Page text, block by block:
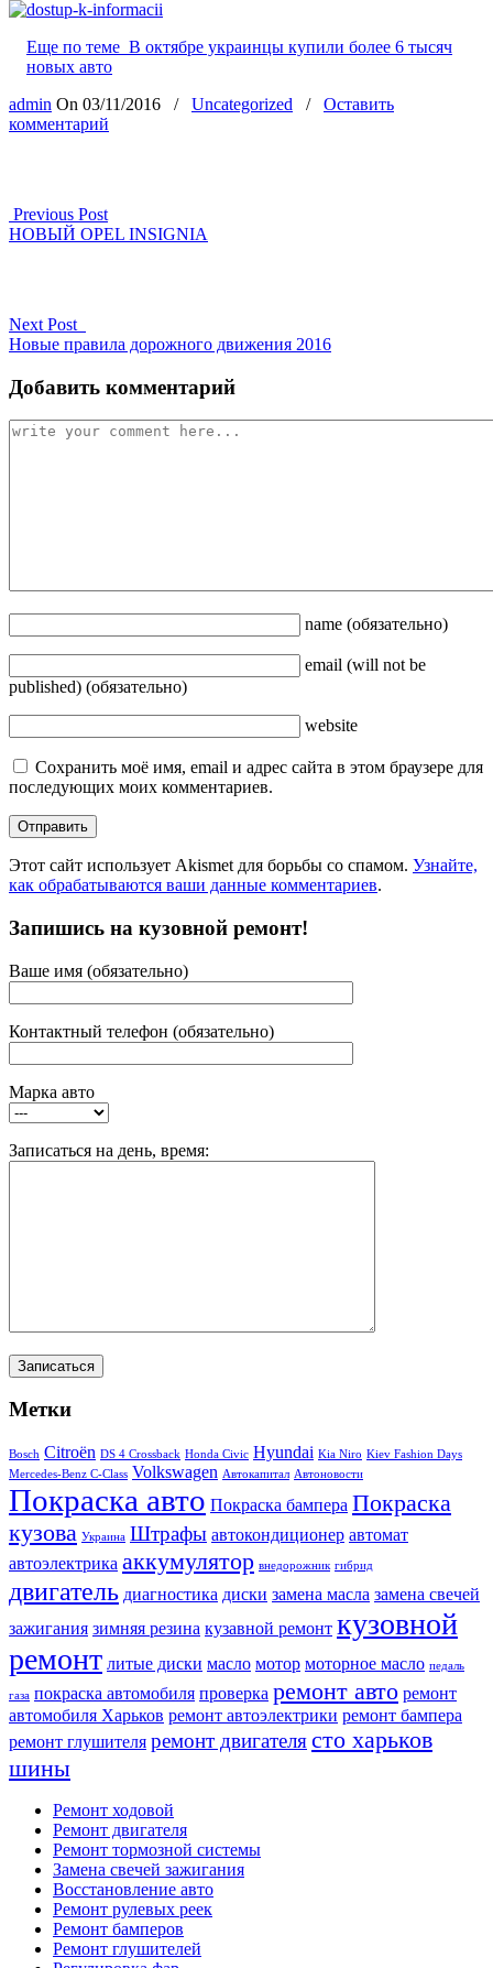
Еще по теме В октябре украинцы купили более 6 тысяч
новых авто
admin On 03/11/2016 / Uncategorized / Оставить
комментарий
Previous Post
НОВЫЙ OPEL INSIGNIA
Next Post
Новые правила дорожного движения 2016
Добавить комментарий
name (обязательно)
email (will not be
published) (обязательно)
website
Сохранить моё имя, email и адрес сайта в этом браузере для
последующих моих комментариев.
Этот сайт использует Akismet для борьбы со спамом. Узнайте,
как обрабатываются ваши данные комментариев.
Запишись на кузовной ремонт!
Ваше имя (обязательно)
Контактный телефон (обязательно)
Марка авто
Записаться на день, время:
Метки
Bosch Citroën DS 4 Crossback Honda Civic Hyundai Kia Niro Kiev Fashion Days
Mercedes-Benz C-Class Volkswagen Автокапитал Автоновости
Покраска авто Покраска бампера Покраска
кузова Украина Штрафы автокондиционер автомат
автоэлектрика аккумулятор внедорожник гибрид
двигатель диагностика диски замена масла замена свечей
зажигания зимняя резина кузавной ремонт кузовной
ремонт литые диски масло мотор моторное масло педаль
газа покраска автомобиля проверка ремонт авто ремонт
автомобиля Харьков ремонт автоэлектрики ремонт бампера
ремонт глушителя ремонт двигателясто харьков
шины
Ремонт ходовой
Ремонт двигателя
Ремонт тормозной системы
Замена свечей зажигания
Восстановление авто
Ремонт рулевых реек
Ремонт бамперов
Ремонт глушителей